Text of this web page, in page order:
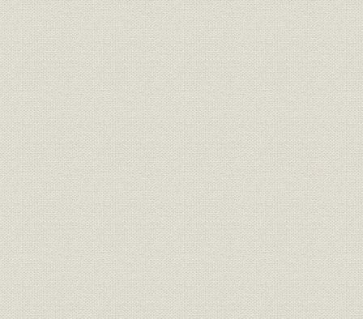
3――輸出努力の開花
第3章 業容の拡大と経営の近代化
1――不変部門の発展と新たな事業の展開
2――経営の近代化
第3編 内外経営環境の潮流変化のなかで
第1章 高普及時代における新たな対応
1――需要の多様化と高度化に応えて
2――国内市場の成長鈍化への対応
3――自動車と社会との調和を目指して
第2章 輸出環境の変化とそれへの対応